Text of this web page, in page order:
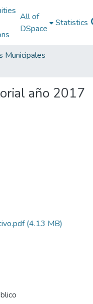
All of
DSpace
Statistics
Municipales
año 2017
(4.13 MB)